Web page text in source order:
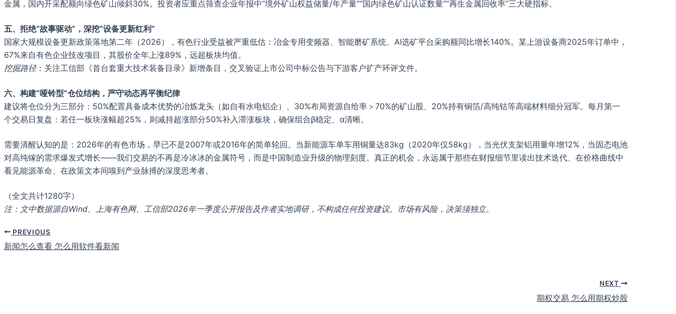
金属，国内开采配额向绿色矿山倾斜30%。投资者应重点筛查企业年报中“境外矿山权益储量/年产量”“国内绿色矿山认证数量”“再生金属回收率”三大硬指标。
五、拒绝“故事驱动”，深挖“设备更新红利”
国家大规模设备更新政策落地第二年（2026），有色行业受益被严重低估：冶金专用变频器、智能磨矿系统、AI选矿平台采购额同比增长140%。某上游设备商2025年订单中，
67%来自有色企业技改项目，其股价全年上涨89%，远超板块均值。
挖掘路径：关注工信部《首台套重大技术装备目录》新增条目，交叉验证上市公司中标公告与下游客户扩产环评文件。
六、构建“哑铃型”仓位结构，严守动态再平衡纪律
建议将仓位分为三部分：50%配置具备成本优势的冶炼龙头（如自有水电铝企）、30%布局资源自给率＞70%的矿山股、20%持有铜箔/高纯钴等高端材料细分冠军。每月第一
个交易日复盘：若任一板块涨幅超25%，则减持超涨部分50%补入滞涨板块，确保组合β稳定、α清晰。
需要清醒认知的是：2026年的有色市场，早已不是2007年或2016年的简单轮回。当新能源车单车用铜量达83kg（2020年仅58kg），当光伏支架铝用量年增12%，当固态电池
对高纯镓的需求爆发式增长——我们交易的不再是冷冰冰的金属符号，而是中国制造业升级的物理刻度。真正的机会，永远属于那些在财报细节里读出技术迭代、在价格曲线中
看见能源革命、在政策文本间嗅到产业脉搏的深度思考者。
（全文共计1280字）
注：文中数据源自Wind、上海有色网、工信部2026年一季度公开报告及作者实地调研，不构成任何投资建议。市场有风险，决策须独立。
PREVIOUS
新闻怎么查看 怎么用软件看新闻
NEXT
期权交易 怎么用期权炒股